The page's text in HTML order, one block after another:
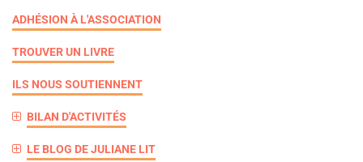
ADHÉSION À L'ASSOCIATION
TROUVER UN LIVRE
ILS NOUS SOUTIENNENT
BILAN D'ACTIVITÉS
LE BLOG DE JULIANE LIT